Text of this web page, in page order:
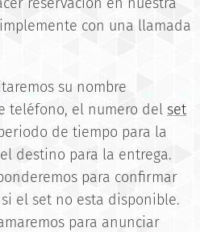
con una llamada
su nombre
teléfono, el numero del set
de tiempo para la
destino para la entrega.
para confirmar
el set no esta disponible.
para anunciar